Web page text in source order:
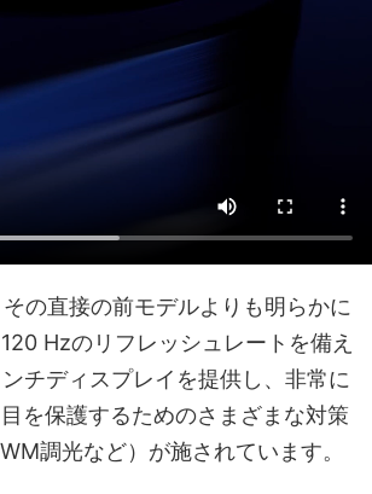
の直接の前モデルよりも明らかに
Hzのリフレッシュレートを備え
チディスプレイを提供し、非常に
を保護するためのさまざまな対策
調光など）が施されています。